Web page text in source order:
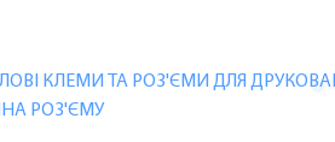
КЛЕМИ ТА РОЗ'ЄМИ ДЛЯ
РОЗ'ЄМУ